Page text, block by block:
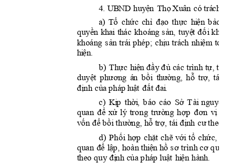
4. UBND   c 
       o
       
       

      
       
    
       
        
      
       
     
      